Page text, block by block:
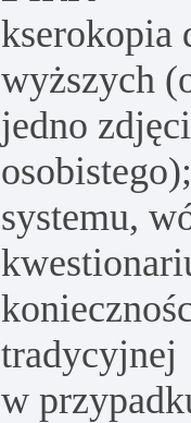
kserokopia
wyższych
jedno
systemu,
tradycyjnej
w